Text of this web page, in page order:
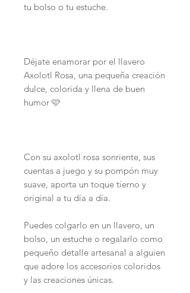
tu bolso o tu estuche.
Déjate enamorar por el llavero
Axolotl Rosa, una pequeña creación
dulce, colorida y llena de buen
humor 🩷
Con su axolotl rosa sonriente, sus
cuentas a juego y su pompón muy
suave, aporta un toque tierno y
original a tu día a día.
Puedes colgarlo en un llavero, un
bolso, un estuche o regalarlo como
pequeño detalle artesanal a alguien
que adore los accesorios coloridos
y las creaciones únicas.